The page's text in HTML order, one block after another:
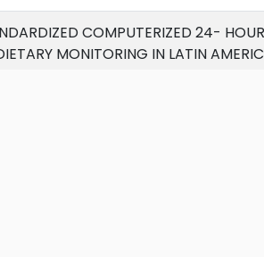
COMPUTERIZED 24-
MONITORING IN LATIN